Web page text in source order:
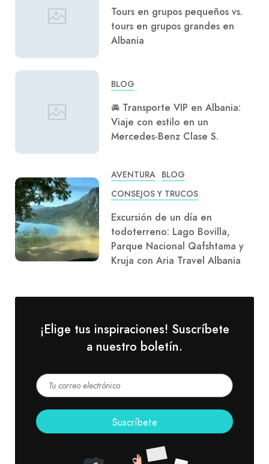
Tours en grupos pequeños vs.
tours en grupos grandes en
Albania
BLOG
🚘 Transporte VIP en Albania:
Viaje con estilo en un
Mercedes-Benz Clase S.
AVENTURA BLOG
CONSEJOS Y TRUCOS
Excursión de un día en
todoterreno: Lago Bovilla,
Parque Nacional Qafshtama y
Kruja con Aria Travel Albania
¡Elige tus inspiraciones! Suscríbete
a nuestro boletín.